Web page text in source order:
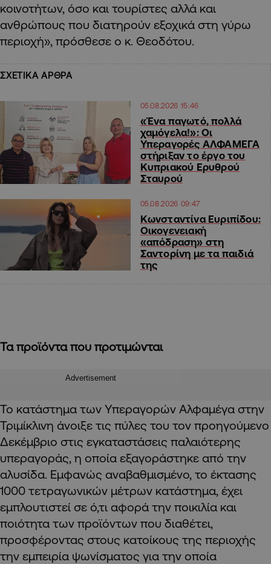
κοινοτήτων, όσο και τουρίστες αλλά και
ανθρώπους που διατηρούν εξοχικά στη γύρω
περιοχή», πρόσθεσε ο κ. Θεοδότου.
ΣΧΕΤΙΚΑ ΑΡΘΡΑ
05.08.2026 15:46
«Ένα παγωτό, πολλά
χαμόγελα!»: Οι
Υπεραγορές ΑΛΦΑΜΕΓΑ
στήριξαν το έργο του
Κυπριακού Ερυθρού
Σταυρού
05.08.2026 09:47
Κωνσταντίνα Ευριπίδου:
Οικογενειακή
«απόδραση» στη
Σαντορίνη με τα παιδιά
της
Τα προϊόντα που προτιμώνται
Advertisement
Το κατάστημα των Υπεραγορών Αλφαμέγα στην
Τριμίκλινη άνοιξε τις πύλες του τον προηγούμενο
Δεκέμβριο στις εγκαταστάσεις παλαιότερης
υπεραγοράς, η οποία εξαγοράστηκε από την
αλυσίδα. Εμφανώς αναβαθμισμένο, το έκτασης
1000 τετραγωνικών μέτρων κατάστημα, έχει
εμπλουτιστεί σε ό,τι αφορά την ποικιλία και
ποιότητα των προϊόντων που διαθέτει,
προσφέροντας στους κατοίκους της περιοχής
την εμπειρία ψωνίσματος για την οποία